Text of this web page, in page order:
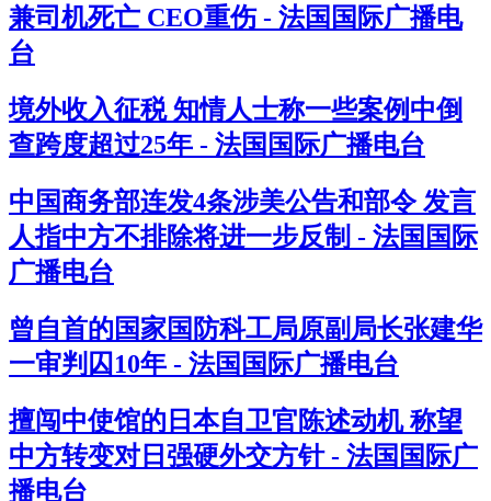
兼司机死亡 CEO重伤 - 法国国际广播电
台
境外收入征税 知情人士称一些案例中倒
查跨度超过25年 - 法国国际广播电台
中国商务部连发4条涉美公告和部令 发言
人指中方不排除将进一步反制 - 法国国际
广播电台
曾自首的国家国防科工局原副局长张建华
一审判囚10年 - 法国国际广播电台
擅闯中使馆的日本自卫官陈述动机 称望
中方转变对日强硬外交方针 - 法国国际广
播电台